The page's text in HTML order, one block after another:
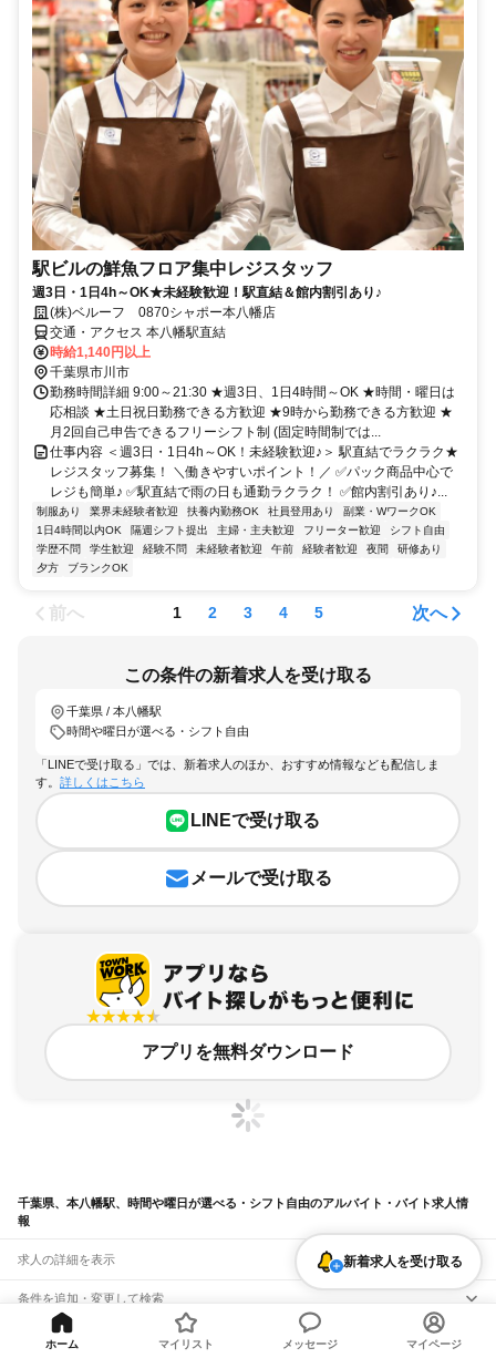
駅ビルの鮮魚フロア集中レジスタッフ
週3日・1日4h～OK★未経験歓迎！駅直結＆館内割引あり♪
(株)ベルーフ 0870シャポー本八幡店
交通・アクセス 本八幡駅直結
時給1,140円以上
千葉県市川市
勤務時間詳細 9:00～21:30 ★週3日、1日4時間～OK ★時間・曜日は
応相談 ★土日祝日勤務できる方歓迎 ★9時から勤務できる方歓迎 ★
月2回自己申告できるフリーシフト制 (固定時間制では...
仕事内容 ＜週3日・1日4h～OK！未経験歓迎♪＞ 駅直結でラクラク★
レジスタッフ募集！ ＼働きやすいポイント！／ ✅パック商品中心で
レジも簡単♪ ✅駅直結で雨の日も通勤ラクラク！ ✅館内割引あり♪...
制服あり 業界未経験者歓迎 扶養内勤務OK 社員登用あり
副業・WワークOK
1日4時間以内OK
隔週シフト提出 主婦・主夫歓迎 フリーター歓迎
シフト自由
学歴不問
学生歓迎 経験不問 未経験者歓迎 午前 経験者歓迎 夜間
研修あり
夕方
ブランクOK
前へ 1 2 3 4 5 次へ
この条件の新着求人を受け取る
千葉県 / 本八幡駅
時間や曜日が選べる・シフト自由
「LINEで受け取る」では、新着求人のほか、おすすめ情報なども配信しま
す。 詳しくはこちら
LINEで受け取る
メールで受け取る
アプリを無料ダウンロード
千葉県、本八幡駅、時間や曜日が選べる・シフト自由のアルバイト・バイト求人情
報
求人の詳細を表示
条件を追加・変更して検索
市区町村を追加・変更
関連キーワード
新着求人を受け取る
ホーム マイリスト メッセージ マイページ